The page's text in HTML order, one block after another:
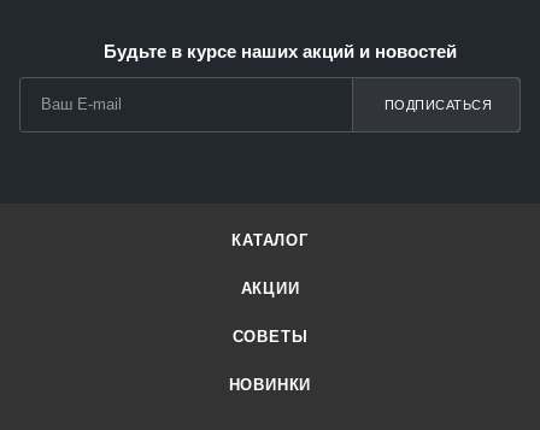
Будьте в курсе наших акций и новостей
ПОДПИСАТЬСЯ
КАТАЛОГ
АКЦИИ
СОВЕТЫ
НОВИНКИ